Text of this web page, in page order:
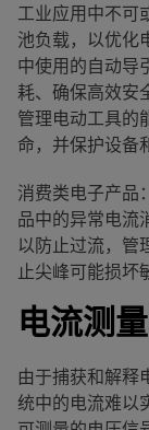
工业应用中不可
池负载，以优化
中使用的自动导
耗、确保高效安
管理电动工具的
命，并保护设备
消费类电子产品
品中的异常电流
以防止过流，管
止尖峰可能损坏
电流测
由于捕获和解释
统中的电流难以